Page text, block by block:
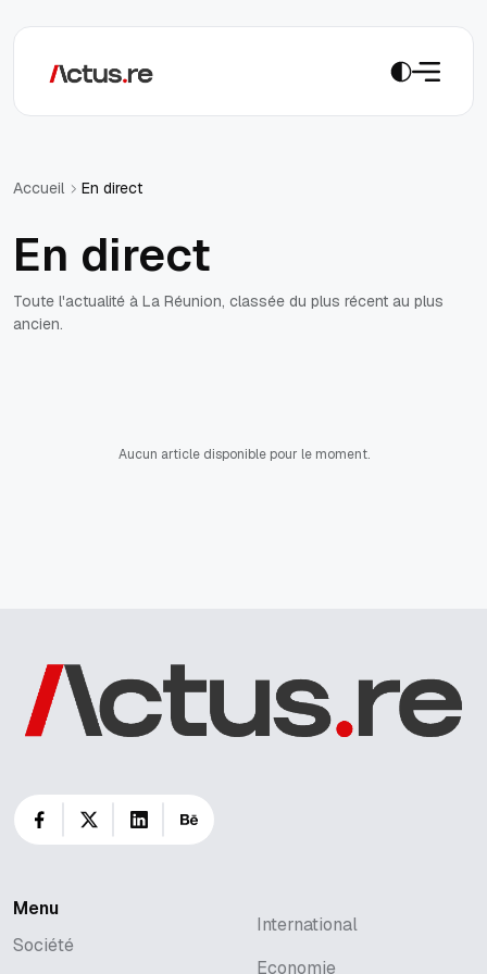
Accueil En direct
En direct
Toute l'actualité à La Réunion, classée du plus récent au plus
ancien.
Aucun article disponible pour le moment.
Menu
Société
International
Economie